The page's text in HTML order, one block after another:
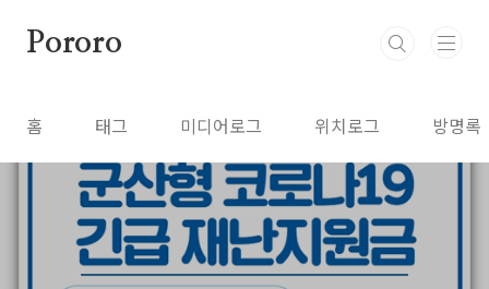
Pororo
홈 태그 미디어로그 위치로그 방명록